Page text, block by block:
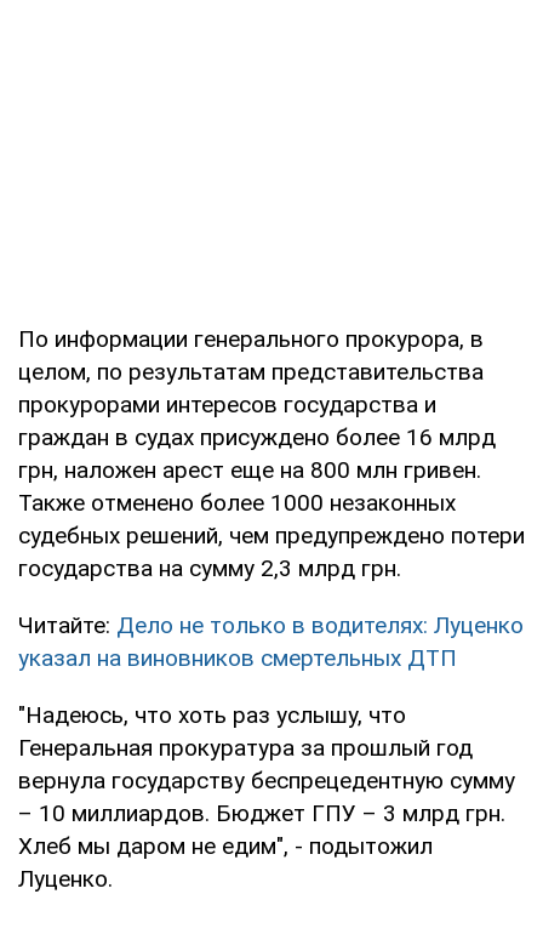
По информации генерального прокурора, в
целом, по результатам представительства
прокурорами интересов государства и
граждан в судах присуждено более 16 млрд
грн, наложен арест еще на 800 млн гривен.
Также отменено более 1000 незаконных
судебных решений, чем предупреждено потери
государства на сумму 2,3 млрд грн.
Читайте: Дело не только в водителях: Луценко
указал на виновников смертельных ДТП
"Надеюсь, что хоть раз услышу, что
Генеральная прокуратура за прошлый год
вернула государству беспрецедентную сумму
– 10 миллиардов. Бюджет ГПУ – 3 млрд грн.
Хлеб мы даром не едим", - подытожил
Луценко.